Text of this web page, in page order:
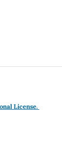
License.